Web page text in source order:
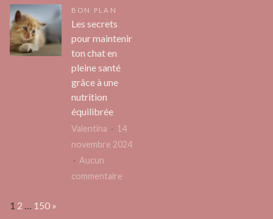
BON PLAN
Les secrets
pour maintenir
ton chat en
pleine santé
grâce à une
nutrition
équilibrée
Valentina
14
novembre 2024
Aucun
commentaire
Page:
1 2 … 150 Next
»